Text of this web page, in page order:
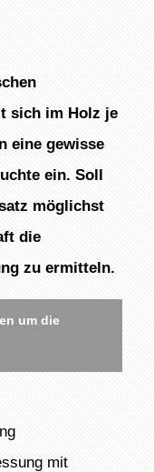
sich im Holz je
eine gewisse
ein. Soll
möglichst
die
zu ermitteln.
um die
mit